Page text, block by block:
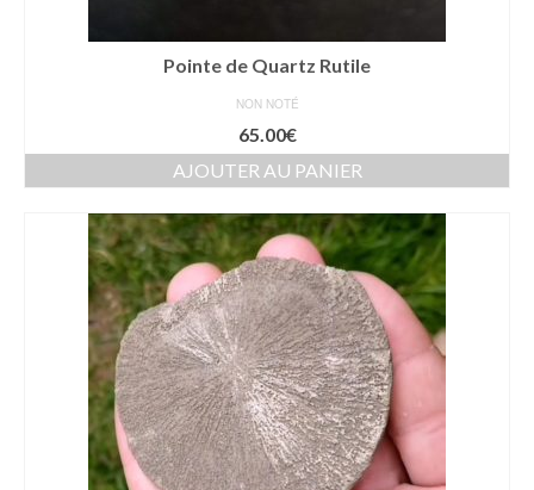
Pointe de Quartz Rutile
NON NOTÉ
65.00€
AJOUTER AU PANIER